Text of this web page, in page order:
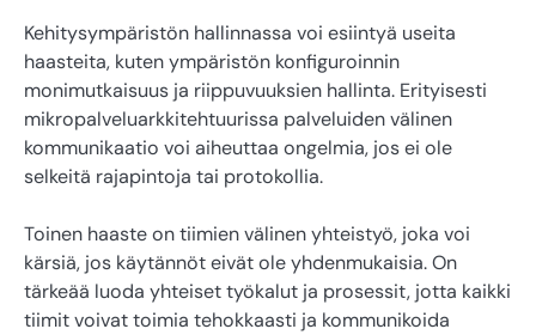
Kehitysympäristön hallinnassa voi esiintyä useita
haasteita, kuten ympäristön konfiguroinnin
monimutkaisuus ja riippuvuuksien hallinta. Erityisesti
mikropalveluarkkitehtuurissa palveluiden välinen
kommunikaatio voi aiheuttaa ongelmia, jos ei ole
selkeitä rajapintoja tai protokollia.
Toinen haaste on tiimien välinen yhteistyö, joka voi
kärsiä, jos käytännöt eivät ole yhdenmukaisia. On
tärkeää luoda yhteiset työkalut ja prosessit, jotta kaikki
tiimit voivat toimia tehokkaasti ja kommunikoida